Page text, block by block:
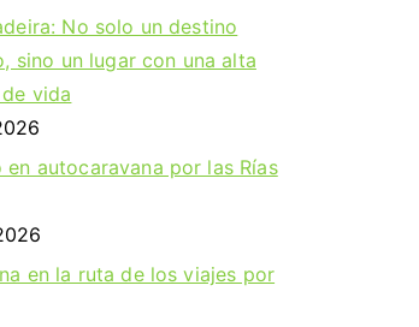
No solo un destino
sino un lugar con una alta
vida
en autocaravana por las Rías
en la ruta de los viajes por